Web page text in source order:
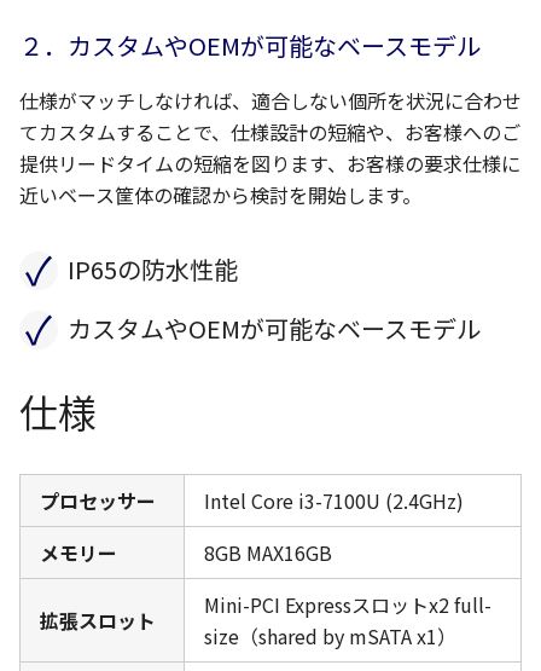
２．カスタムやOEMが可能なベースモデル
仕様がマッチしなければ、適合しない個所を状況に合わせ
てカスタムすることで、仕様設計の短縮や、お客様へのご
提供リードタイムの短縮を図ります、お客様の要求仕様に
近いベース筐体の確認から検討を開始します。
✓ IP65の防水性能
✓ カスタムやOEMが可能なベースモデル
仕様
プロセッサー
Intel Core i3-7100U (2.4GHz)
メモリー
8GB MAX16GB
拡張スロット
Mini-PCI Expressスロットx2 full-
size（shared by mSATA x1）